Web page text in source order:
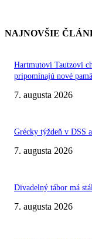
NAJNOVŠIE
Hartmutovi Tautzovi
pripomínajú nové
7. augusta 2026
Grécky týždeň v DSS
7. augusta 2026
Divadelný tábor má
7. augusta 2026